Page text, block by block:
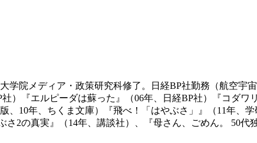
学院メディア・政策研究科修了。日経BP社勤務（航空
）『エルピーダは蘇った』（06年、日経BP社）『コダ
、10年、ちくま文庫）『飛べ！「はやぶさ」』（11年、
さ2の真実』（14年、講談社）、『母さん、ごめん。 50代